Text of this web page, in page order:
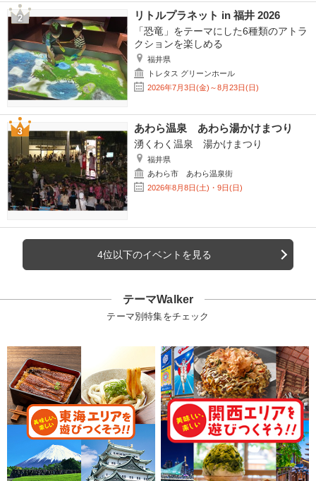
リトルプラネット in 福井 2026
「恐竜」をテーマにした6種類のアトラ
クションを楽しめる
福井県
トレタス グリーンホール
2026年7月3日(金)～8月23日(日)
あわら温泉 あわら湯かけまつり
湧くわく温泉 湯かけまつり
福井県
あわら市 あわら温泉街
2026年8月8日(土)・9日(日)
4位以下のイベントを見る
テーマWalker
テーマ別特集をチェック